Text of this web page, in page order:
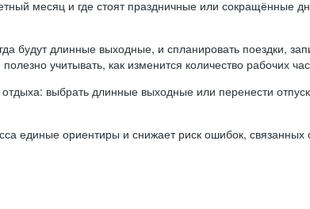
месяц и где стоят праздничные или сокращённые
будут длинные выходные, и спланировать поездки,
учитывать, как изменится количество рабочих
выбрать длинные выходные или перенести
единые ориентиры и снижает риск ошибок, связанных